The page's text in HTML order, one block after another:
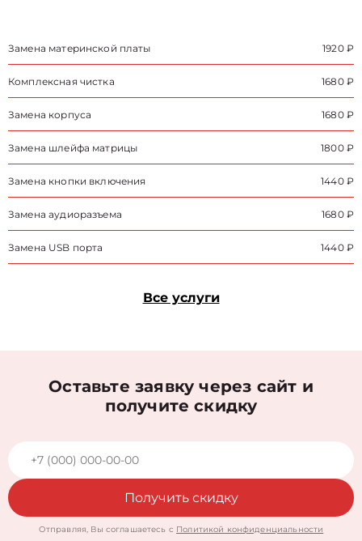
Замена материнской платы 1920 ₽
Комплексная чистка 1680 ₽
Замена корпуса 1680 ₽
Замена шлейфа матрицы 1800 ₽
Замена кнопки включения 1440 ₽
Замена аудиоразъема 1680 ₽
Замена USB порта 1440 ₽
Все услуги
Оставьте заявку через сайт и
получите скидку
Получить скидку
Отправляя, Вы соглашаетесь с Политикой конфиденциальности